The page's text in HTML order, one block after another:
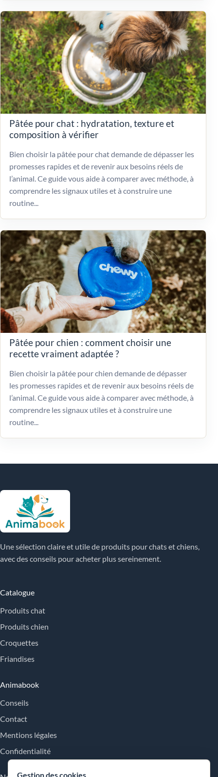
Pâtée pour chat : hydratation, texture et
composition à vérifier
Bien choisir la pâtée pour chat demande de dépasser les
promesses rapides et de revenir aux besoins réels de
l’animal. Ce guide vous aide à comparer avec méthode, à
comprendre les signaux utiles et à construire une
routine...
Pâtée pour chien : comment choisir une
recette vraiment adaptée ?
Bien choisir la pâtée pour chien demande de dépasser
les promesses rapides et de revenir aux besoins réels de
l’animal. Ce guide vous aide à comparer avec méthode, à
comprendre les signaux utiles et à construire une
routine...
Une sélection claire et utile de produits pour chats et chiens,
avec des conseils pour acheter plus sereinement.
Catalogue
Produits chat
Produits chien
Croquettes
Friandises
Animabook
Conseils
Contact
Mentions légales
Confidentialité
Gestion des cookies